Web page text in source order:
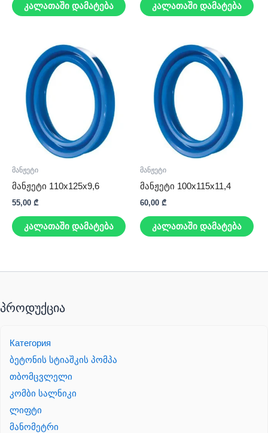
კალათაში დამატება კალათაში დამატება
მანჟეტი
მანჟეტი 110x125x9,6
55,00 ₾
კალათაში დამატება
მანჟეტი
მანჟეტი 100x115x11,4
60,00 ₾
კალათაში დამატება
პროდუქცია
Категория
ბეტონის სტიაშკის პომპა
თბომცვლელი
კომბი სალნიკი
ლიფტი
მანომეტრი